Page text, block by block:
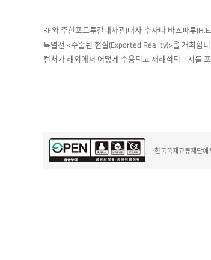
KF와 주한포르투갈대사관(대사 수자나 바즈파투
특별전 <수출된 현실(Exported Reality)>을 개최합
컬처가 해외에서 어떻게 수용되고 재해석되는지를
한국국제교류재단에